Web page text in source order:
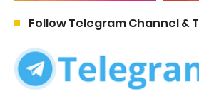
Follow Telegram Channel &